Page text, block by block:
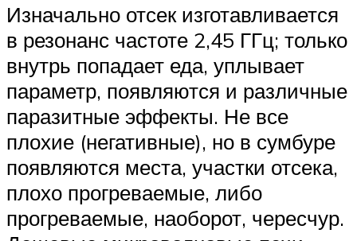
Изначально отсек изготавливается
в резонанс частоте 2,45 ГГц; только
внутрь попадает еда, уплывает
параметр, появляются и различные
паразитные эффекты. Не все
плохие (негативные), но в сумбуре
появляются места, участки отсека,
плохо прогреваемые, либо
прогреваемые, наоборот, чересчур.